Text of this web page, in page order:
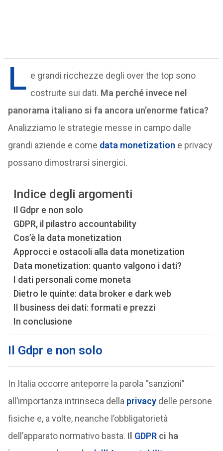
L e grandi ricchezze degli over the top sono
costruite sui dati. Ma perché invece nel
panorama italiano si fa ancora un’enorme fatica?
Analizziamo le strategie messe in campo dalle
grandi aziende e come data monetization e privacy
possano dimostrarsi sinergici.
Indice degli argomenti
Il Gdpr e non solo
GDPR, il pilastro accountability
Cos’è la data monetization
Approcci e ostacoli alla data monetization
Data monetization: quanto valgono i dati?
I dati personali come moneta
Dietro le quinte: data broker e dark web
Il business dei dati: formati e prezzi
In conclusione
Il Gdpr e non solo
In Italia occorre anteporre la parola “sanzioni”
all’importanza intrinseca della privacy delle persone
fisiche e, a volte, neanche l’obbligatorietà
dell’apparato normativo basta. Il GDPRci ha